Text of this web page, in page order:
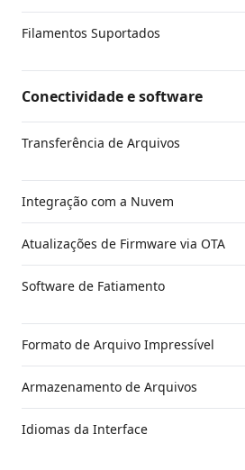
Filamentos Suportados
Conectividade e software
Transferência de Arquivos
Integração com a Nuvem
Atualizações de Firmware via OTA
Software de Fatiamento
Formato de Arquivo Impressível
Armazenamento de Arquivos
Idiomas da Interface